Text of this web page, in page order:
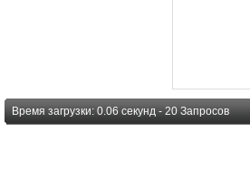
Время загрузки: 0.06 секунд - 20 Запросов